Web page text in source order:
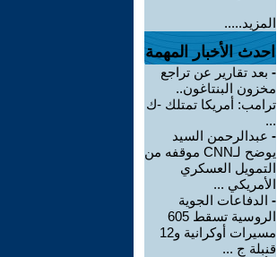
المزيد.....
احدث الأخبار المهمة
- بعد تقارير عن تراجع
مخزون البنتاغون..
ترامب: أمريكا تمتلك -ك
...
- عبدالرحمن السيد
يوضح لـCNN موقفه من
التمويل العسكري
الأمريكي ...
- الدفاعات الجوية
الروسية تسقط 605
مسيرات أوكرانية و12
قنبلة ج ...